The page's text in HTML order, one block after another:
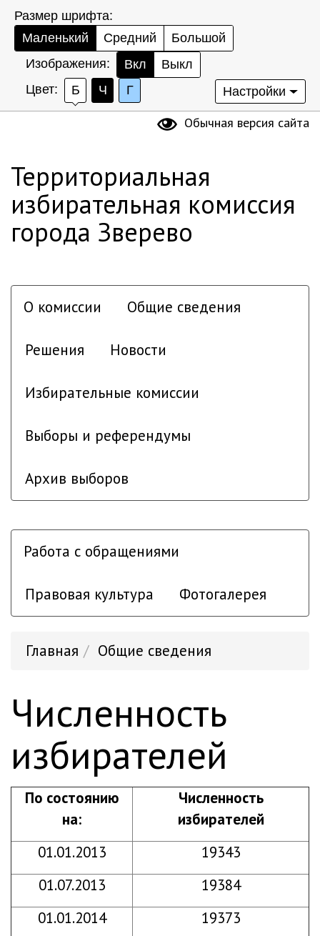
Размер шрифта:
Маленький
Средний
Большой
Изображения:
Вкл
Выкл
Цвет:
Б Ч Г Настройки
Обычная версия сайта
Территориальная
избирательная комиссия
города Зверево
О комиссии Общие сведения
Решения Новости
Избирательные комиссии
Выборы и референдумы
Архив выборов
Работа с обращениями
Правовая культура Фотогалерея
Главная Общие сведения
Численность
избирателей
По состоянию
на:
Численность
избирателей
01.01.2013
19343
01.07.2013
19384
01.01.2014
19373